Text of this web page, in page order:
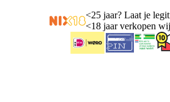
<25 jaar? Laat je
<18 jaar verkopen